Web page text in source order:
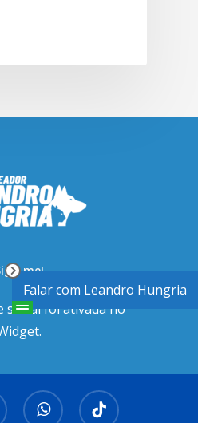
me!
social foi ativada no
whatsapp tiktok
Falar com Leandro Hungria